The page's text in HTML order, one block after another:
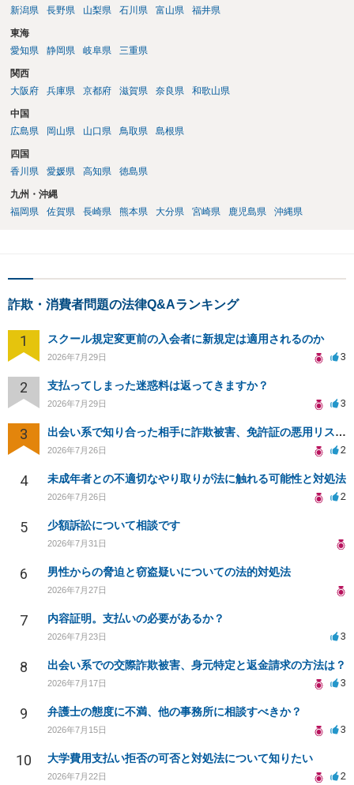
新潟県
長野県 山梨県 石川県 富山県 福井県
東海
愛知県
静岡県 岐阜県 三重県
関西
大阪府
兵庫県 京都府 滋賀県 奈良県 和歌山県
中国
広島県
岡山県 山口県 鳥取県 島根県
四国
香川県
愛媛県 高知県 徳島県
九州・沖縄
福岡県
佐賀県 長崎県 熊本県 大分県 宮崎県 鹿児島県 沖縄県
詐欺・消費者問題の法律Q&Aランキング
1 スクール規定変更前の入会者に新規定は適用されるのか
2026年7月29日 3
2 支払ってしまった迷惑料は返ってきますか？
2026年7月29日 3
3 出会い系で知り合った相手に詐欺被害、免許証の悪用リスクと対策。
2026年7月26日 2
4 未成年者との不適切なやり取りが法に触れる可能性と対処法
2026年7月26日 2
5 少額訴訟について相談です
2026年7月31日
6 男性からの脅迫と窃盗疑いについての法的対処法
2026年7月27日
7 内容証明。支払いの必要があるか？
2026年7月23日 3
8 出会い系での交際詐欺被害、身元特定と返金請求の方法は？
2026年7月17日 3
9 弁護士の態度に不満、他の事務所に相談すべきか？
2026年7月15日 3
10 大学費用支払い拒否の可否と対処法について知りたい
2026年7月22日 2